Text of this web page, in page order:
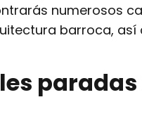
numerosos
barroca,
paradas